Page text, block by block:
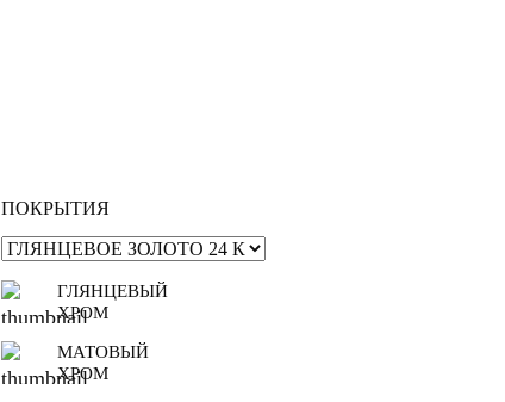
ПОКРЫТИЯ
ГЛЯНЦЕВЫЙ
ХРОМ
МАТОВЫЙ
ХРОМ